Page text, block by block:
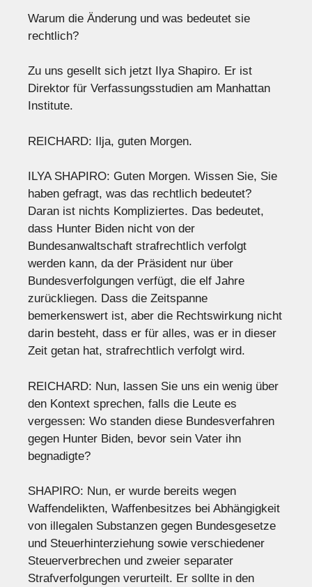
Warum die Änderung und was bedeutet sie
rechtlich?
Zu uns gesellt sich jetzt Ilya Shapiro. Er ist
Direktor für Verfassungsstudien am Manhattan
Institute.
REICHARD: Ilja, guten Morgen.
ILYA SHAPIRO: Guten Morgen. Wissen Sie, Sie
haben gefragt, was das rechtlich bedeutet?
Daran ist nichts Kompliziertes. Das bedeutet,
dass Hunter Biden nicht von der
Bundesanwaltschaft strafrechtlich verfolgt
werden kann, da der Präsident nur über
Bundesverfolgungen verfügt, die elf Jahre
zurückliegen. Dass die Zeitspanne
bemerkenswert ist, aber die Rechtswirkung nicht
darin besteht, dass er für alles, was er in dieser
Zeit getan hat, strafrechtlich verfolgt wird.
REICHARD: Nun, lassen Sie uns ein wenig über
den Kontext sprechen, falls die Leute es
vergessen: Wo standen diese Bundesverfahren
gegen Hunter Biden, bevor sein Vater ihn
begnadigte?
SHAPIRO: Nun, er wurde bereits wegen
Waffendelikten, Waffenbesitzes bei Abhängigkeit
von illegalen Substanzen gegen Bundesgesetze
und Steuerhinterziehung sowie verschiedener
Steuerverbrechen und zweier separater
Strafverfolgungen verurteilt. Er sollte in den